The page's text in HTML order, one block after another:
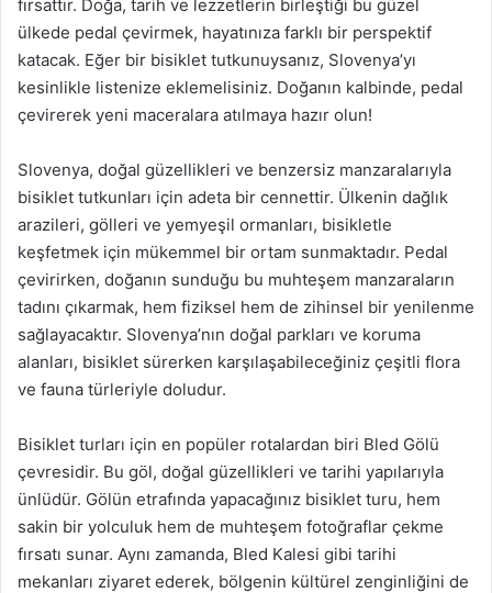
fırsattır. Doğa, tarih ve lezzetlerin birleştiği bu güzel
ülkede pedal çevirmek, hayatınıza farklı bir perspektif
katacak. Eğer bir bisiklet tutkunuysanız, Slovenya’yı
kesinlikle listenize eklemelisiniz. Doğanın kalbinde, pedal
çevirerek yeni maceralara atılmaya hazır olun!
Slovenya, doğal güzellikleri ve benzersiz manzaralarıyla
bisiklet tutkunları için adeta bir cennettir. Ülkenin dağlık
arazileri, gölleri ve yemyeşil ormanları, bisikletle
keşfetmek için mükemmel bir ortam sunmaktadır. Pedal
çevirirken, doğanın sunduğu bu muhteşem manzaraların
tadını çıkarmak, hem fiziksel hem de zihinsel bir yenilenme
sağlayacaktır. Slovenya’nın doğal parkları ve koruma
alanları, bisiklet sürerken karşılaşabileceğiniz çeşitli flora
ve fauna türleriyle doludur.
Bisiklet turları için en popüler rotalardan biri Bled Gölü
çevresidir. Bu göl, doğal güzellikleri ve tarihi yapılarıyla
ünlüdür. Gölün etrafında yapacağınız bisiklet turu, hem
sakin bir yolculuk hem de muhteşem fotoğraflar çekme
fırsatı sunar. Aynı zamanda, Bled Kalesi gibi tarihi
mekanları ziyaret ederek, bölgenin kültürel zenginliğini de